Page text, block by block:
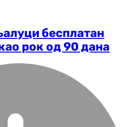
бесплатан
рок од 90 дана